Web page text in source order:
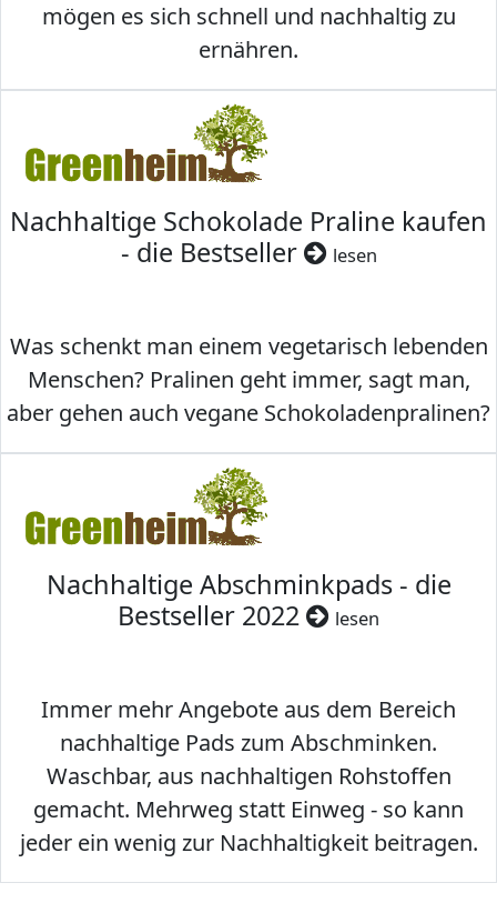
mögen es sich schnell und nachhaltig zu
ernähren.
Nachhaltige Schokolade Praline kaufen
- die Bestseller
lesen
Was schenkt man einem vegetarisch lebenden
Menschen? Pralinen geht immer, sagt man,
aber gehen auch vegane Schokoladenpralinen?
Nachhaltige Abschminkpads - die
Bestseller 2022
lesen
Immer mehr Angebote aus dem Bereich
nachhaltige Pads zum Abschminken.
Waschbar, aus nachhaltigen Rohstoffen
gemacht. Mehrweg statt Einweg - so kann
jeder ein wenig zur Nachhaltigkeit beitragen.